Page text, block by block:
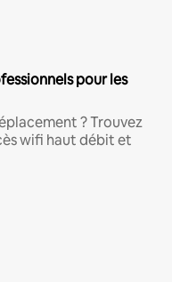
pour les
? Trouvez
wifi haut débit et